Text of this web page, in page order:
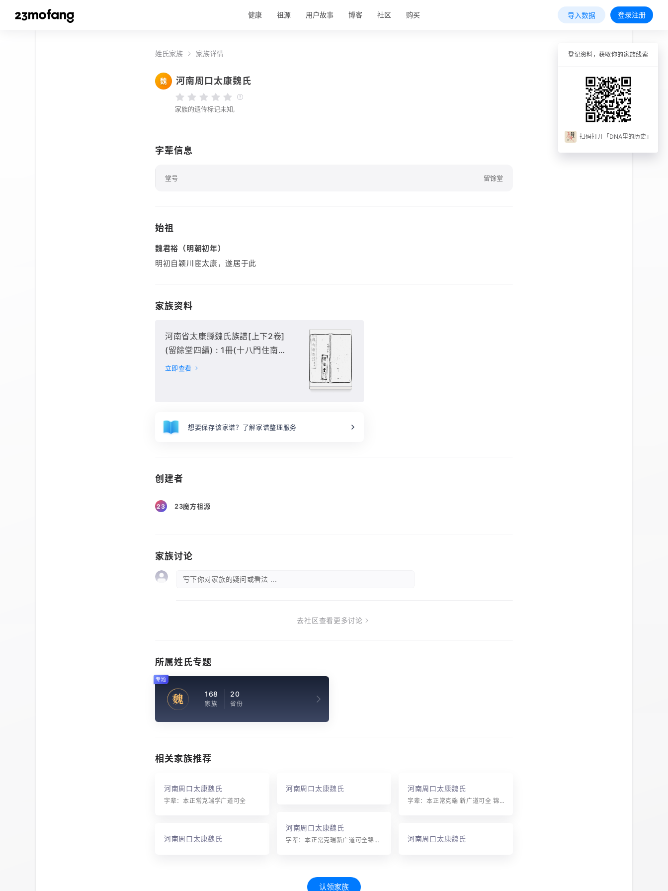
健康 祖源 用户故事 博客 社区 购买 导入数据 登录注册
姓氏家族 家族详情
魏 河南周口太康魏氏
家族的遗传标记未知,
字辈信息
堂号 留馀堂
始祖
魏君裕（明朝初年）
明初自颖川宦太康，遂居于此
家族资料
河南省太康縣魏氏族譜[上下2卷]
(留餘堂四續) : 1冊(十八門住南魏
莊),
立即查看
想要保存该家谱？了解家谱整理服务
创建者
23 23魔方祖源
家族讨论
写下你对家族的疑问或看法 ...
去社区查看更多讨论
所属姓氏专题
魏 168
家族
20
省份
专题
相关家族推荐
河南周口太康魏氏
字辈：本正常克端学广道可全
河南周口太康魏氏 河南周口太康魏氏
字辈：本正常克端 新广道可全 锦沛栋熙在 铭宏树炳堂 钰沁枢灿培 锋元楷焕基 镇清彬照圣 钧润杰灵坦
河南周口太康魏氏
河南周口太康魏氏
字辈：本正常克瑞新广道可全锦沛栋熙在铭泓树炳堂钰沁枢灿培锋源楷焕基镇清彬照圣钧润杰灵坦 河南周口太康魏氏
登记资料，获取你的家族线索
扫码打开「DNA里的历史」
认领家族